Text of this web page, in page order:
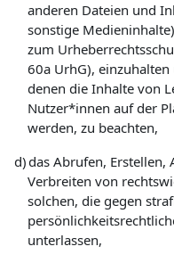
anderen Dateien und
sonstige
zum
60a UrhG),
denen die Inhalte von
Nutzer*innen auf der
werden, zu beachten,
d)das Abrufen, Erstellen,
Verbreiten von
solchen, die gegen
unterlassen,